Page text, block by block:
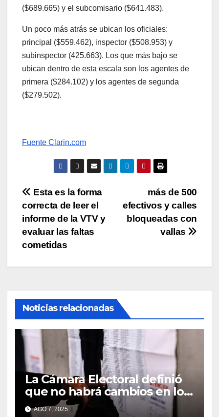
($689.665) y el subcomisario ($641.483).
Un poco más atrás se ubican los oficiales:
principal ($559.462), inspector ($508.953) y
subinspector (425.663). Los que más bajo se
ubican dentro de esta escala son los agentes de
primera ($284.102) y los agentes de segunda
($279.502).
Fuente Clarin.com
Navegación
de
entradas
más de 500
efectivos y calles
bloqueadas con
vallas
Esta es la forma
correcta de leer el
informe de la VTV y
evaluar las faltas
cometidas
Noticias relacionadas
La Cámara Electoral definió
que no habrá cambios en los
lugares de votación en La
AGO 7, 2025